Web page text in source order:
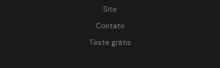
Site
Contato
Teste grátis